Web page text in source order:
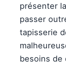
présenter
passer
tapisserie
besoins de